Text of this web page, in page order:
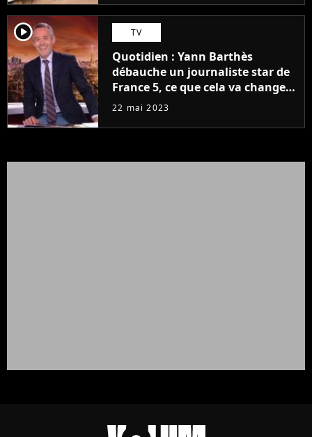
player2 TV
Quotidien : Yann Barthès
débauche un journaliste star de
France 5, ce que cela va changer
à la rentrée
22 mai 2023